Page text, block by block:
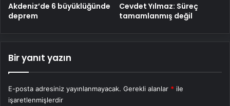
Akdeniz’de 6 büyüklüğünde
deprem
Cevdet Yılmaz: Süreç
tamamlanmış değil
Bir yanıt yazın
E-posta adresiniz yayınlanmayacak. Gerekli alanlar * ile
işaretlenmişlerdir